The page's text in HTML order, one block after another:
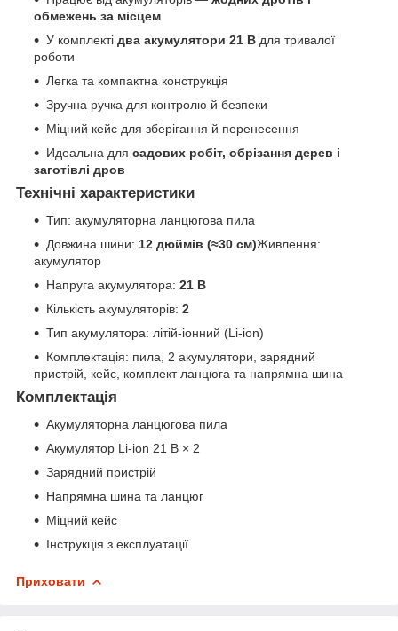
обмежень за місцем
У комплекті два акумулятори 21 В для тривалої
роботи
Легка та компактна конструкція
Зручна ручка для контролю й безпеки
Міцний кейс для зберігання й перенесення
Идеальна для садових робіт, обрізання дерев і
заготівлі дров
Технічні характеристики
Тип: акумуляторна ланцюгова пила
Довжина шини: 12 дюймів (≈30 см)Живлення:
акумулятор
Напруга акумулятора: 21 В
Кількість акумуляторів: 2
Тип акумулятора: літій-іонний (Li-ion)
Комплектація: пила, 2 акумулятори, зарядний
пристрій, кейс, комплект ланцюга та напрямна шина
Комплектація
Акумуляторна ланцюгова пила
Акумулятор Li-ion 21 В × 2
Зарядний пристрій
Напрямна шина та ланцюг
Міцний кейс
Інструкція з експлуатації
Приховати